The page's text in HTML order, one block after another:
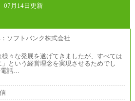
07月14日更新
々な発展を遂げてきましたが、すべては
」という経営理念を実現させるためでし
電話…